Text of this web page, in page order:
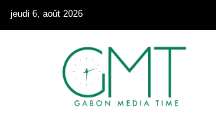
jeudi 6, août 2026